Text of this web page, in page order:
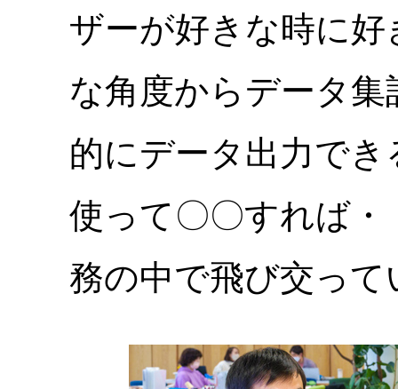
ザーが好きな時に
な角度からデータ
的にデータ出力でき
使って〇〇すれば
務の中で飛び交って